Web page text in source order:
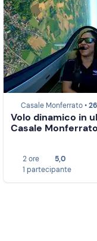
Casale Monferrato •26
Volo dinamico in
Casale Monferrato
2 ore
5,0
1 partecipante